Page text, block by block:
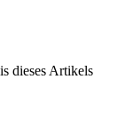
dieses Artikels